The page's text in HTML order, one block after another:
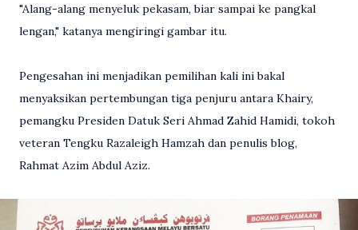
"Alang-alang menyeluk pekasam, biar sampai ke pangkal
lengan," katanya mengiringi gambar itu.
Pengesahan ini menjadikan pemilihan kali ini bakal
menyaksikan pertembungan tiga penjuru antara Khairy,
pemangku Presiden Datuk Seri Ahmad Zahid Hamidi, tokoh
veteran Tengku Razaleigh Hamzah dan penulis blog,
Rahmat Azim Abdul Aziz.